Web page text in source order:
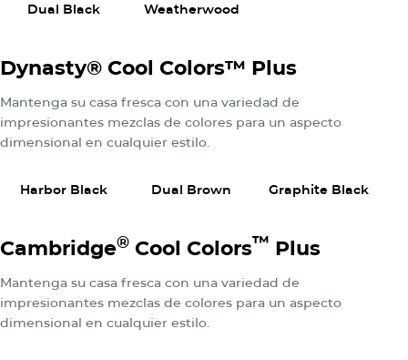
Dual Black Weatherwood
Dynasty® Cool Colors™ Plus
Mantenga su casa fresca con una variedad de
impresionantes mezclas de colores para un aspecto
dimensional en cualquier estilo.
Ver Productos
Harbor Black Dual Brown Graphite Black
Cambridge® Cool Colors™ Plus
Mantenga su casa fresca con una variedad de
impresionantes mezclas de colores para un aspecto
dimensional en cualquier estilo.
Ver Productos